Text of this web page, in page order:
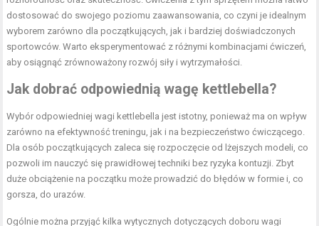
dostosować do swojego poziomu zaawansowania, co czyni je idealnym
wyborem zarówno dla początkujących, jak i bardziej doświadczonych
sportowców. Warto eksperymentować z różnymi kombinacjami ćwiczeń,
aby osiągnąć zrównoważony rozwój siły i wytrzymałości.
Jak dobrać odpowiednią wagę kettlebella?
Wybór odpowiedniej wagi kettlebella jest istotny, ponieważ ma on wpływ
zarówno na efektywność treningu, jak i na bezpieczeństwo ćwiczącego.
Dla osób początkujących zaleca się rozpoczęcie od lżejszych modeli, co
pozwoli im nauczyć się prawidłowej techniki bez ryzyka kontuzji. Zbyt
duże obciążenie na początku może prowadzić do błędów w formie i, co
gorsza, do urazów.
Ogólnie można przyjąć kilka wytycznych dotyczących doboru wagi